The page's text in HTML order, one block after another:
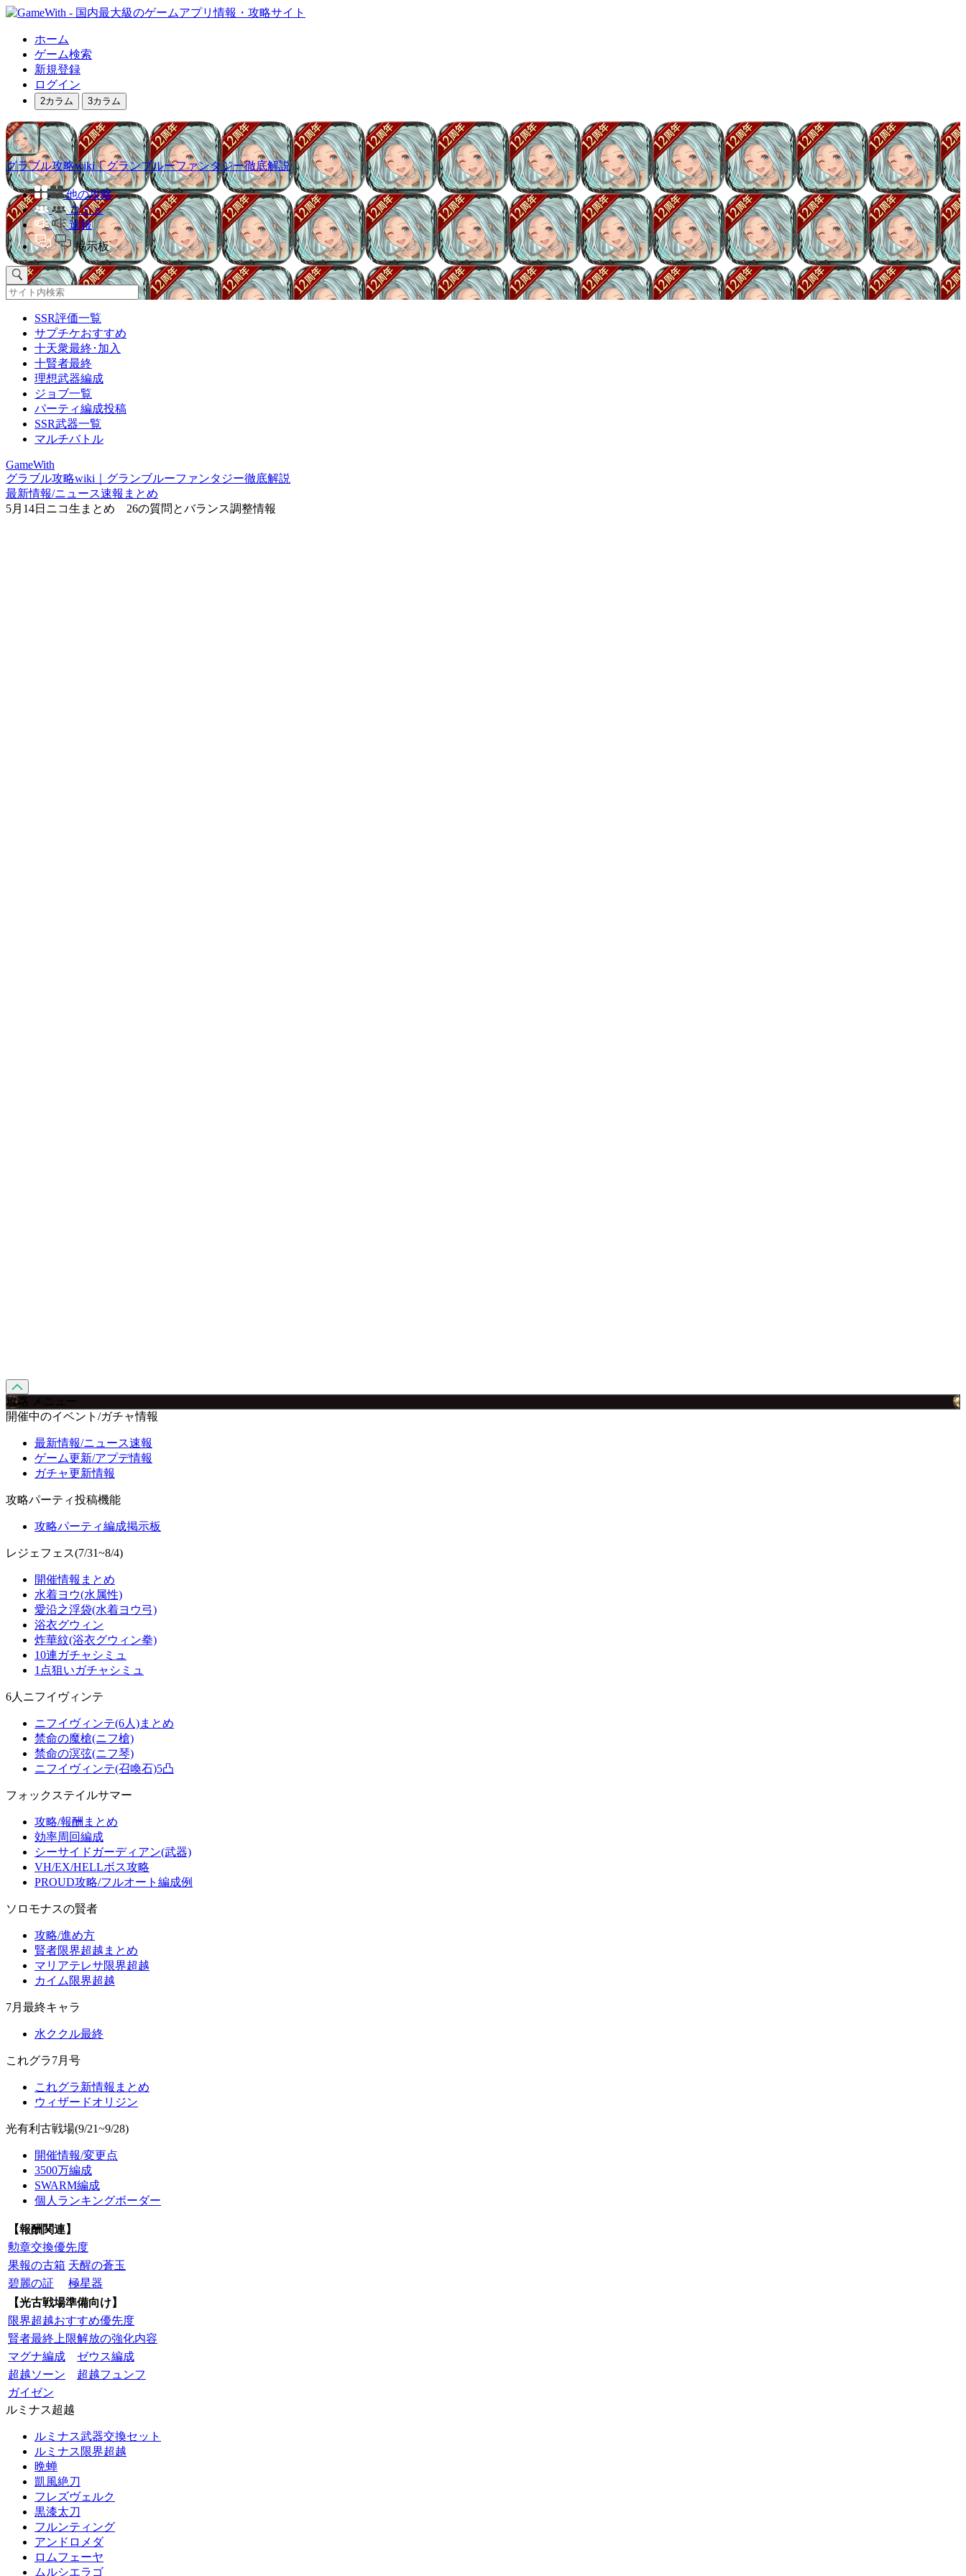
ホーム
ゲーム検索
新規登録
ログイン
2カラム 3カラム
グラブル攻略wiki｜グランブルーファンタジー徹底解説
他の攻略
コミュ
速報
掲示板
SSR評価一覧
サプチケおすすめ
十天衆最終･加入
十賢者最終
理想武器編成
ジョブ一覧
パーティ編成投稿
SSR武器一覧
マルチバトル
GameWith
グラブル攻略wiki｜グランブルーファンタジー徹底解説
最新情報/ニュース速報まとめ
5月14日ニコ生まとめ 26の質問とバランス調整情報
攻略 メニュー
開催中のイベント/ガチャ情報
最新情報/ニュース速報
ゲーム更新/アプデ情報
ガチャ更新情報
攻略パーティ投稿機能
攻略パーティ編成掲示板
レジェフェス(7/31~8/4)
開催情報まとめ
水着ヨウ(水属性)
愛沿之浮袋(水着ヨウ弓)
浴衣グウィン
炸華紋(浴衣グウィン拳)
10連ガチャシミュ
1点狙いガチャシミュ
6人ニフイヴィンテ
ニフイヴィンテ(6人)まとめ
禁命の魔槍(ニフ槍)
禁命の溟弦(ニフ琴)
ニフイヴィンテ(召喚石)5凸
フォックステイルサマー
攻略/報酬まとめ
効率周回編成
シーサイドガーディアン(武器)
VH/EX/HELLボス攻略
PROUD攻略/フルオート編成例
ソロモナスの賢者
攻略/進め方
賢者限界超越まとめ
マリアテレサ限界超越
カイム限界超越
7月最終キャラ
水ククル最終
これグラ7月号
これグラ新情報まとめ
ウィザードオリジン
光有利古戦場(9/21~9/28)
開催情報/変更点
3500万編成
SWARM編成
個人ランキングボーダー
【報酬関連】
勲章交換優先度
果報の古箱 天醒の蒼玉
碧麗の証
極星器
【光古戦場準備向け】
限界超越おすすめ優先度
賢者最終上限解放の強化内容
マグナ編成
ゼウス編成
超越ソーン
超越フュンフ
ガイゼン
ルミナス超越
ルミナス武器交換セット
ルミナス限界超越
晩蝉
凱風絶刀
フレズヴェルク
黒漆太刀
フルンティング
アンドロメダ
ロムフェーヤ
ムルシエラゴ